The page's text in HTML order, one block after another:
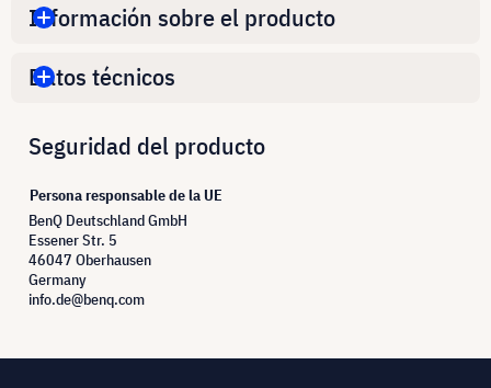
Información sobre el producto
Datos técnicos
Seguridad del producto
Persona responsable de la UE
BenQ Deutschland GmbH
Essener Str. 5
46047 Oberhausen
Germany
info.de@benq.com